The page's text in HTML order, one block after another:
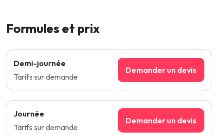
Formules et prix
Demi-journée
Tarifs sur demande
Demander un devis
Journée
Tarifs sur demande
Demander un devis